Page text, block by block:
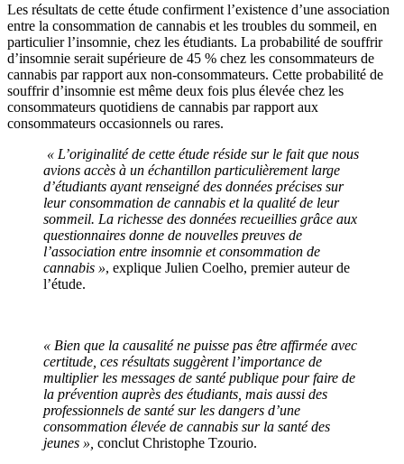
Les résultats de cette étude confirment l’existence d’une association
entre la consommation de cannabis et les troubles du sommeil, en
particulier l’insomnie, chez les étudiants. La probabilité de souffrir
d’insomnie serait supérieure de 45 % chez les consommateurs de
cannabis par rapport aux non-consommateurs. Cette probabilité de
souffrir d’insomnie est même deux fois plus élevée chez les
consommateurs quotidiens de cannabis par rapport aux
consommateurs occasionnels ou rares.
« L’originalité de cette étude réside sur le fait que nous
avions accès à un échantillon particulièrement large
d’étudiants ayant renseigné des données précises sur
leur consommation de cannabis et la qualité de leur
sommeil. La richesse des données recueillies grâce aux
questionnaires donne de nouvelles preuves de
l’association entre insomnie et consommation de
cannabis », explique Julien Coelho, premier auteur de
l’étude.
« Bien que la causalité ne puisse pas être affirmée avec
certitude, ces résultats suggèrent l’importance de
multiplier les messages de santé publique pour faire de
la prévention auprès des étudiants, mais aussi des
professionnels de santé sur les dangers d’une
consommation élevée de cannabis sur la santé des
jeunes », conclut Christophe Tzourio.